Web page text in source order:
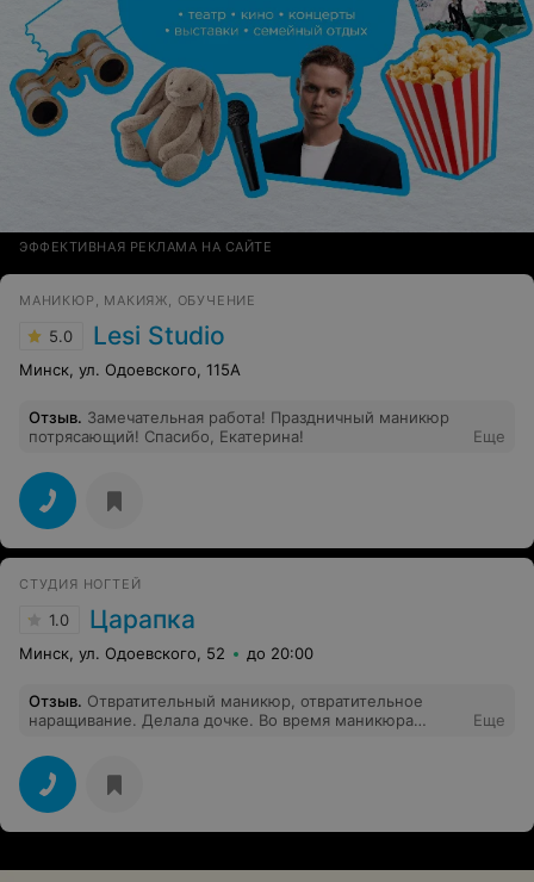
ЭФФЕКТИВНАЯ РЕКЛАМА НА САЙТЕ
МАНИКЮР, МАКИЯЖ, ОБУЧЕНИЕ
5.0 Lesi Studio
Минск, ул. Одоевского, 115А
Отзыв. Замечательная работа! Праздничный маникюр
потрясающий! Спасибо, Екатерина!
Еще
СТУДИЯ НОГТЕЙ
1.0 Царапка
Минск, ул. Одоевского, 52 до 20:00
Отзыв. Отвратительный маникюр, отвратительное
наращивание. Делала дочке. Во время маникюра
рисунок смазали. Вместо заявленных двух часов
наращивания делали почти четыре. Не советую!
Еще